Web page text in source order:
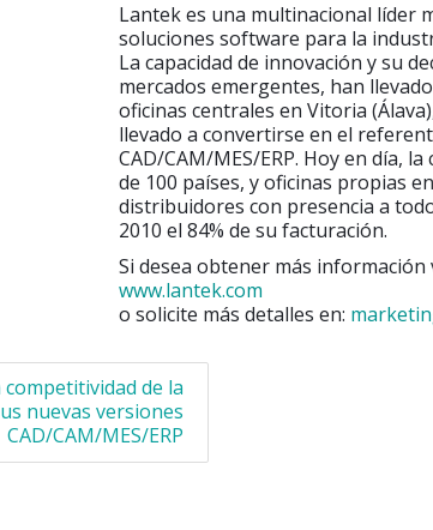
Lantek es una multinacional líder
soluciones software para la
La capacidad de innovación y su
mercados emergentes, han
oficinas centrales en Vitoria
llevado a convertirse en el
CAD/CAM/MES/ERP. Hoy en día,
de 100 países, y oficinas propias
distribuidores con presencia a
2010 el 84% de su facturación.
Si desea obtener más información
www.lantek.com
o solicite más detalles en:
de la
nuevas versiones
CAD/CAM/MES/ERP